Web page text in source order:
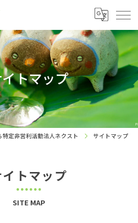
トマップ
定非営利活動法人ネクスト サイトマップ
SITE MAP
イトマップ